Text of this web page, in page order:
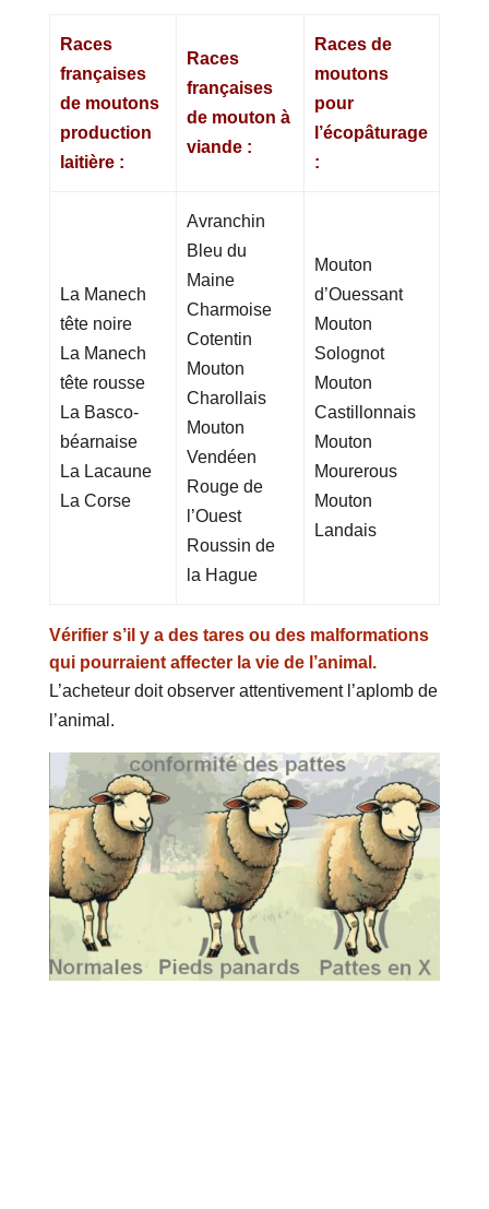
Races
françaises
de moutons
production
laitière :
Races
françaises
de mouton à
viande :
Races de
moutons
pour
l’écopâturage
:
La Manech
tête noire
La Manech
tête rousse
La Basco-
béarnaise
La Lacaune
La Corse
Avranchin
Bleu du
Maine
Charmoise
Cotentin
Mouton
Charollais
Mouton
Vendéen
Rouge de
l’Ouest
Roussin de
la Hague
Mouton
d’Ouessant
Mouton
Solognot
Mouton
Castillonnais
Mouton
Mourerous
Mouton
Landais
Vérifier s’il y a des tares ou des malformations
qui pourraient affecter la vie de l’animal.
L’acheteur doit observer attentivement l’aplomb de
l’animal.